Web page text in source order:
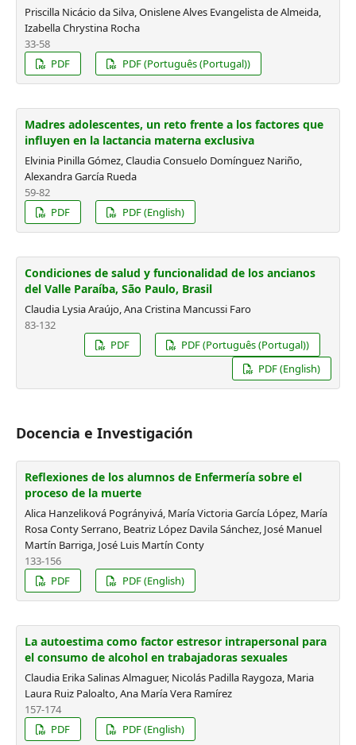
Priscilla Nicácio da Silva, Onislene Alves Evangelista de Almeida,
Izabella Chrystina Rocha
33-58
PDF
PDF (Português (Portugal))
Madres adolescentes, un reto frente a los factores que
influyen en la lactancia materna exclusiva
Elvinia Pinilla Gómez, Claudia Consuelo Domínguez Nariño,
Alexandra García Rueda
59-82
PDF
PDF (English)
Condiciones de salud y funcionalidad de los ancianos
del Valle Paraíba, São Paulo, Brasil
Claudia Lysia Araújo, Ana Cristina Mancussi Faro
83-132
PDF
PDF (Português (Portugal))
PDF (English)
Docencia e Investigación
Reflexiones de los alumnos de Enfermería sobre el
proceso de la muerte
Alica Hanzeliková Pogrányivá, María Victoria García López, María
Rosa Conty Serrano, Beatriz López Davila Sánchez, José Manuel
Martín Barriga, José Luis Martín Conty
133-156
PDF
PDF (English)
La autoestima como factor estresor intrapersonal para
el consumo de alcohol en trabajadoras sexuales
Claudia Erika Salinas Almaguer, Nicolás Padilla Raygoza, Maria
Laura Ruiz Paloalto, Ana María Vera Ramírez
157-174
PDF
PDF (English)